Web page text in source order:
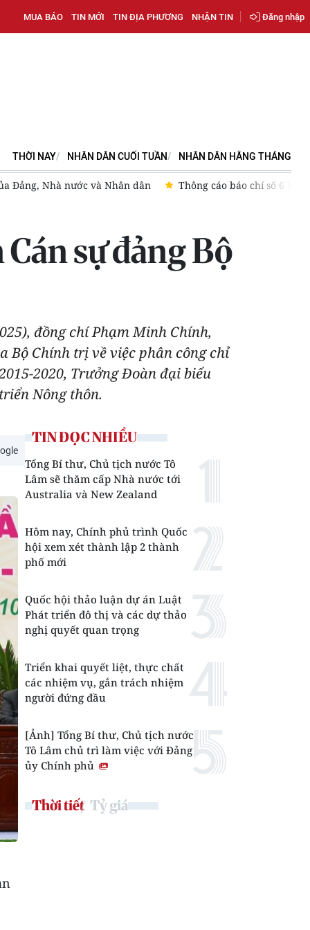
MUA BÁO TIN MỚI TIN ĐỊA PHƯƠNG NHẬN TIN Đăng nhập
THỜI NAY NHÂN DÂN CUỐI TUẦN NHÂN DÂN HẰNG THÁNG
Đảng, Nhà nước và Nhân dân Thông cáo báo chí số 6 Kỳ
sự đảng Bộ
đồng chí Phạm Minh Chính,
Bộ Chính trị về việc phân công chỉ
2020, Trưởng Đoàn đại biểu
Nông thôn.
TIN ĐỌC NHIỀU
Tổng Bí thư, Chủ tịch nước Tô
Lâm sẽ thăm cấp Nhà nước tới
Australia và New Zealand
Hôm nay, Chính phủ trình Quốc
hội xem xét thành lập 2 thành
phố mới
Quốc hội thảo luận dự án Luật
Phát triển đô thị và các dự thảo
nghị quyết quan trọng
Triển khai quyết liệt, thực chất
các nhiệm vụ, gắn trách nhiệm
người đứng đầu
[Ảnh] Tổng Bí thư, Chủ tịch nước
Tô Lâm chủ trì làm việc với Đảng
ủy Chính phủ
Thời tiết Tỷ giá